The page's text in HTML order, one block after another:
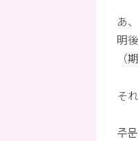
あ
明
（
そ
주